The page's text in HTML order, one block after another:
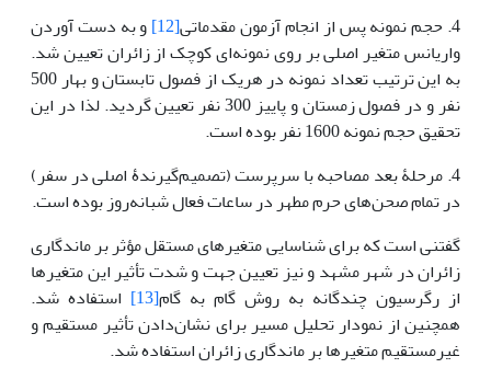
4. حجم نمونه پس از انجام آزمون مقدماتی [12]
و به دست آوردن
واریانس متغیر اصلی بر روی نمونه‌ای کوچک از زائران تعیین شد.
به این ترتیب تعداد نمونه در هریک از فصول تابستان و بهار 500
نفر و در فصول زمستان و پاییز 300 نفر تعیین گردید. لذا در این
تحقیق حجم نمونه 1600 نفر بوده است.
4. مرحلۀ بعد مصاحبه با سرپرست (تصمیم‌گیرندۀ اصلی در سفر)
در تمام صحن‌های حرم مطهر در ساعات فعال شبانه‌روز بوده است.
گفتنی است که برای شناسایی متغیرهای مستقل مؤثر بر ماندگاری
زائران در شهر مشهد و نیز تعیین جهت و شدت تأثیر این متغیرها
از رگرسیون چندگانه به روش گام به گام[13]
استفاده شد.
همچنین از نمودار تحلیل مسیر برای نشان‌دادن تأثیر مستقیم و
غیرمستقیم متغیرها بر ماندگاری زائران استفاده شد.